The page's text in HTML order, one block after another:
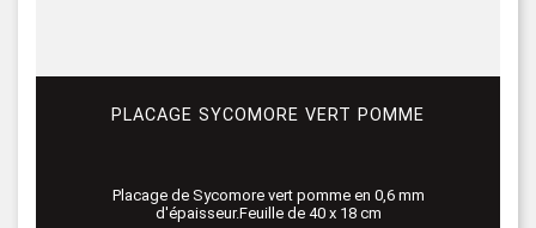
PLACAGE SYCOMORE VERT POMME
Placage de Sycomore vert pomme en 0,6 mm
d'épaisseur.Feuille de 40 x 18 cm